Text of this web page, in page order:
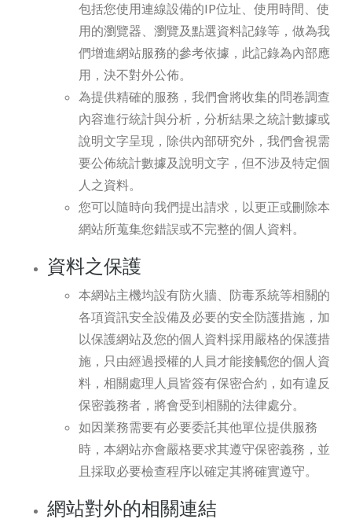
包括您使用連線設備的IP位址、使用時間、使
用的瀏覽器、瀏覽及點選資料記錄等，做為我
們增進網站服務的參考依據，此記錄為內部應
用，決不對外公佈。
為提供精確的服務，我們會將收集的問卷調查
內容進行統計與分析，分析結果之統計數據或
說明文字呈現，除供內部研究外，我們會視需
要公佈統計數據及說明文字，但不涉及特定個
人之資料。
您可以隨時向我們提出請求，以更正或刪除本
網站所蒐集您錯誤或不完整的個人資料。
資料之保護
本網站主機均設有防火牆、防毒系統等相關的
各項資訊安全設備及必要的安全防護措施，加
以保護網站及您的個人資料採用嚴格的保護措
施，只由經過授權的人員才能接觸您的個人資
料，相關處理人員皆簽有保密合約，如有違反
保密義務者，將會受到相關的法律處分。
如因業務需要有必要委託其他單位提供服務
時，本網站亦會嚴格要求其遵守保密義務，並
且採取必要檢查程序以確定其將確實遵守。
網站對外的相關連結